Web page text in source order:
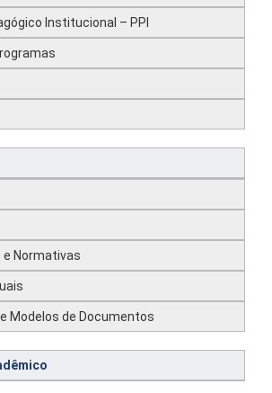
Institucional – PPI
Normativas
Modelos de Documentos